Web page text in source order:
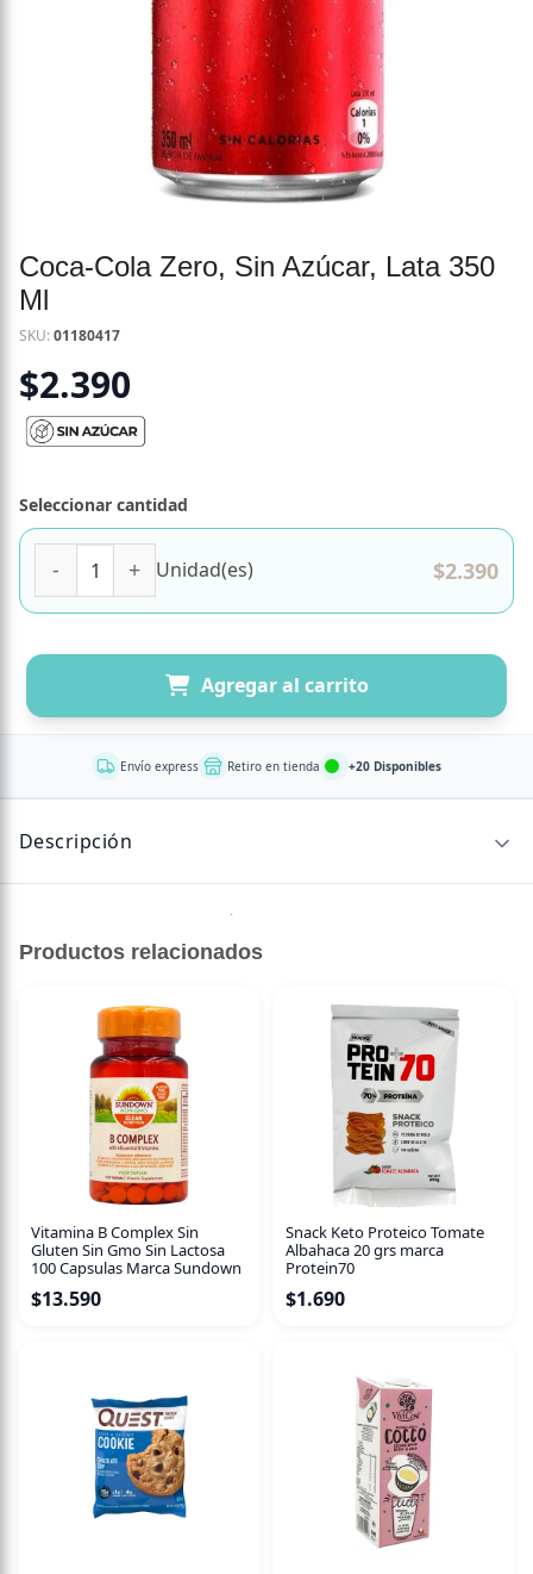
Coca-Cola Zero, Sin Azúcar, Lata 350
Ml
SKU:01180417
$2.390
Seleccionar cantidad
Unidad(es) $2.390
Agregar al carrito
Envío express Retiro en tienda +20 Disponibles
Descripción
Bebida Gasificada sin azúcar
Productos relacionados
Vitamina B Complex Sin
Gluten Sin Gmo Sin Lactosa
100 Capsulas Marca Sundown
$13.590
Snack Keto Proteico Tomate
Albahaca 20 grs marca
Protein70
$1.690